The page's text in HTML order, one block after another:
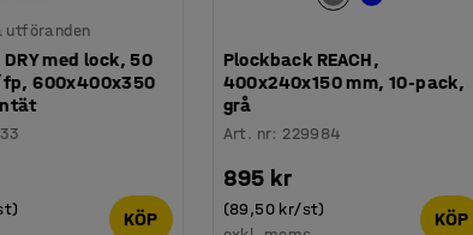
utföranden
med lock, 50
600x400x350
KÖP
Plockback REACH,
400x240x150 mm, 10-pack,
grå
Art. nr: 229984
895 kr
(89,50 kr/st)
KÖP